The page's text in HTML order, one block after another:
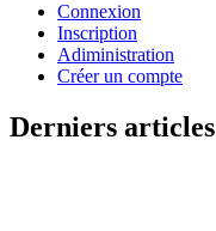
Connexion
Inscription
Adiministration
Créer un compte
Derniers articles